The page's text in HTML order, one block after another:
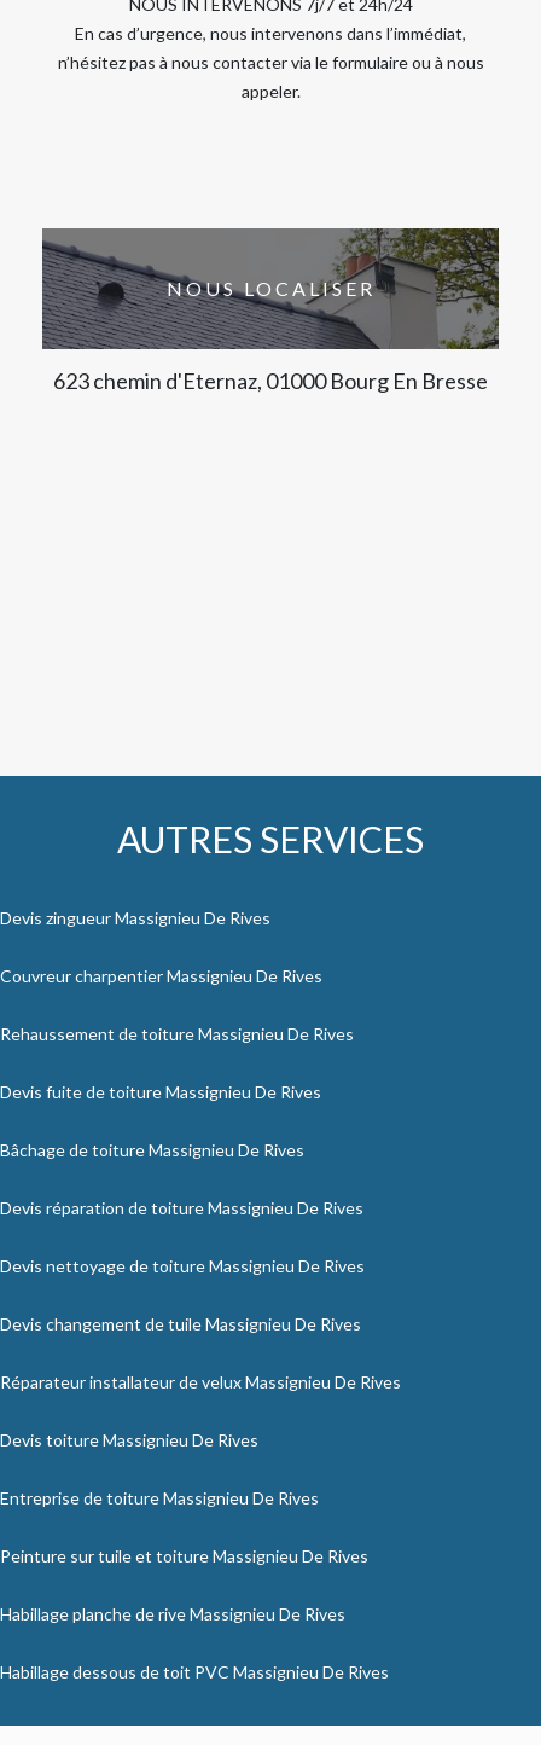
NOUS INTERVENONS 7j/7 et 24h/24
En cas d’urgence, nous intervenons dans l’immédiat,
n’hésitez pas à nous contacter via le formulaire ou à nous
appeler.
NOUS LOCALISER
623 chemin d'Eternaz, 01000 Bourg En Bresse
AUTRES SERVICES
Devis zingueur Massignieu De Rives
Couvreur charpentier Massignieu De Rives
Rehaussement de toiture Massignieu De Rives
Devis fuite de toiture Massignieu De Rives
Bâchage de toiture Massignieu De Rives
Devis réparation de toiture Massignieu De Rives
Devis nettoyage de toiture Massignieu De Rives
Devis changement de tuile Massignieu De Rives
Réparateur installateur de velux Massignieu De Rives
Devis toiture Massignieu De Rives
Entreprise de toiture Massignieu De Rives
Peinture sur tuile et toiture Massignieu De Rives
Habillage planche de rive Massignieu De Rives
Habillage dessous de toit PVC Massignieu De Rives